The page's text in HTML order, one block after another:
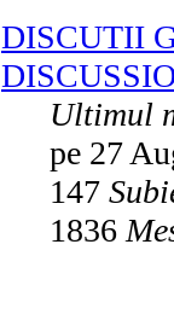
DISCUTII
Ultimul
pe 27
147
1836